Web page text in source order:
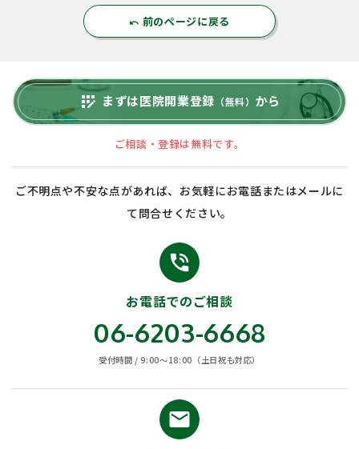
undo 前のページに戻る
app_registration まずは医院開業登録 （無料） から
ご相談・登録は無料です。
ご不明点や不安な点があれば、お気軽にお電話またはメールに
て問合せください。
phone_in_talk
お電話でのご相談
06-6203-6668
受付時間 / 9:00〜18:00（土日祝も対応）
email